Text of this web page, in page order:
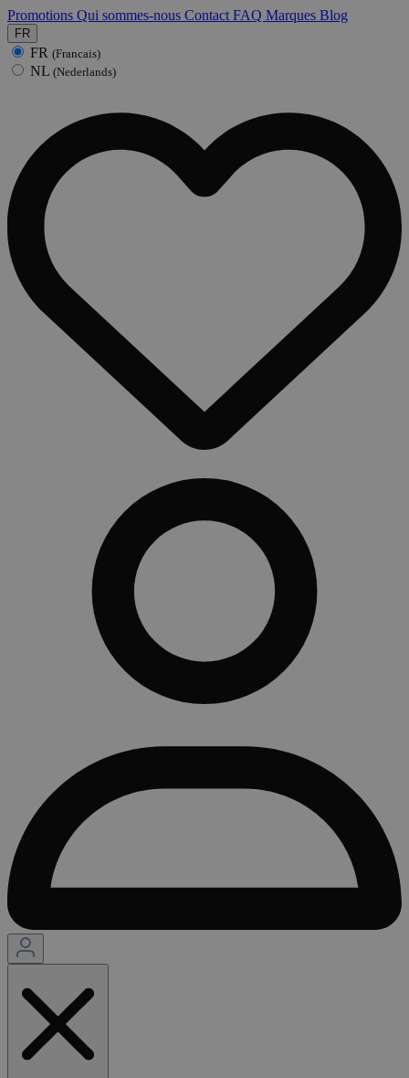
Promotions Qui sommes-nous Contact FAQ Marques Blog
FR
FR (Francais)
NL (Nederlands)